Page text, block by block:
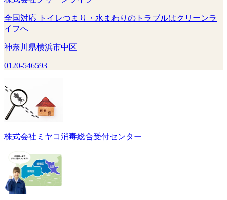
全国対応 トイレつまり・水まわりのトラブルはクリーンラ
イフへ
神奈川県横浜市中区
0120-546593
株式会社ミヤコ消毒総合受付センター